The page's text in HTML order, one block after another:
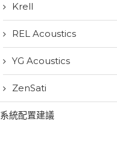
Krell
REL Acoustics
YG Acoustics
ZenSati
系統配置建議